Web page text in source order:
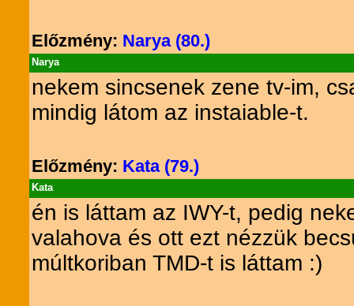
Előzmény: Narya (80.)
Narya
nekem sincsenek zene tv-im,
mindig látom az instaiable-t.
Előzmény: Kata (79.)
Kata
én is láttam az IWY-t, pedig
valahova és ott ezt nézzük
múltkoriban TMD-t is láttam :)